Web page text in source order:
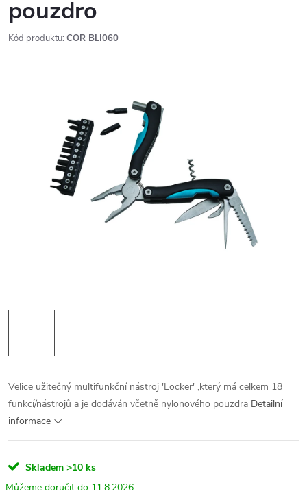
pouzdro
Kód produktu: COR BLI060
Velice užitečný multifunkční nástroj 'Locker' ,který má celkem 18
funkcí/nástrojů a je dodáván včetně nylonového pouzdra Detailní
informace
Skladem >10 ks
11.8.2026